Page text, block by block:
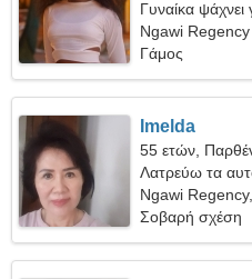
Γυναίκα
Ngawi Regency
Γάμος
Imelda
55 ετών,
Λατρεύω τα
Ngawi
Σοβαρή σχέση